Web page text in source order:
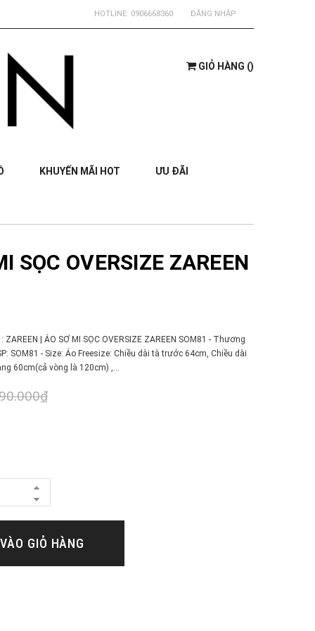
HOTLINE: 0906668360 ĐĂNG NHẬP
GIỎ HÀNG ()
KHUYẾN MÃI HOT ƯU ĐÃI
SỌC OVERSIZE ZAREEN
ZAREEN | ÁO SƠ MI SỌC OVERSIZE ZAREEN SOM81 - Thương
SOM81 - Size: Áo Freesize: Chiều dài tà trước 64cm, Chiều dài
60cm(cả vòng là 120cm) ,...
GIỎ HÀNG